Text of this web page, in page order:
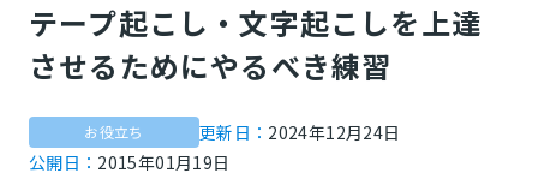
テープ起こし・文字起こしを上達
させるためにやるべき練習
お役立ち 更新日： 2024年12月24日
公開日： 2015年01月19日